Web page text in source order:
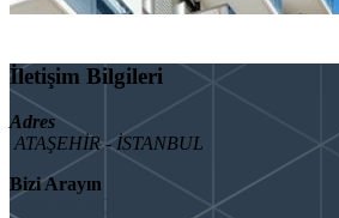
İletişim Bilgileri
Adres
ATAŞEHİR - İSTANBUL
Bizi Arayın